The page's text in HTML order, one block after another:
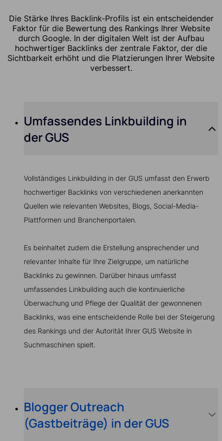
Die Stärke Ihres Backlink-Profils ist ein entscheidender
Faktor für die Bewertung des Rankings Ihrer Website
durch Google. In der digitalen Welt ist der Aufbau
hochwertiger Backlinks der zentrale Faktor, der die
Sichtbarkeit erhöht und die Platzierungen Ihrer Website
verbessert.
Umfassendes Linkbuilding in
der GUS
Vollständiges Linkbuilding in der GUS umfasst den Erwerb
hochwertiger Backlinks von verschiedenen anerkannten
Quellen wie relevanten Websites, Blogs, Social-Media-
Plattformen und Branchenportalen.
Es beinhaltet zudem die Erstellung ansprechender und
relevanter Inhalte für Ihre Zielgruppe, um natürliche
Backlinks zu gewinnen. Darüber hinaus umfasst
umfassendes Linkbuilding auch die kontinuierliche
Überwachung und Pflege der Qualität der gewonnenen
Backlinks, was eine entscheidende Rolle bei der Steigerung
des Rankings und der Autorität Ihrer GUS Website in
Suchmaschinen spielt.
Blogger Outreach
(Gastbeiträge) in der GUS